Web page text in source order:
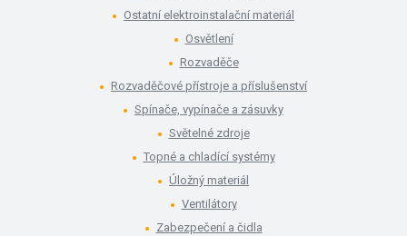
Ostatní elektroinstalační materiál
Osvětlení
Rozvaděče
Rozvaděčové přístroje a příslušenství
Spínače, vypínače a zásuvky
Světelné zdroje
Topné a chladící systémy
Úložný materiál
Ventilátory
Zabezpečení a čidla